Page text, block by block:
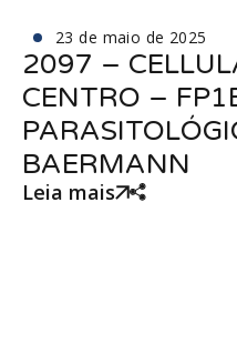
23 de maio de 2025
2097 –
CENTRO –
BAERMANN
Leia mais